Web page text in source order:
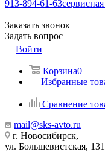
913-894-61-63
Заказать звонок
Задать вопрос
Войти
Корзина0
Избранные
Сравнение
mail@sks-avto.ru
г. Новосибирск,
ул. Большевистская,